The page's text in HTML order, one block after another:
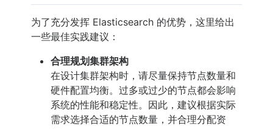
为了充分发挥 Elasticsearch 的优势，这里给出
一些最佳实践建议：
合理规划集群架构
在设计集群架构时，请尽量保持节点数量和
硬件配置均衡。过多或过少的节点都会影响
系统的性能和稳定性。因此，建议根据实际
需求选择合适的节点数量，并合理分配资